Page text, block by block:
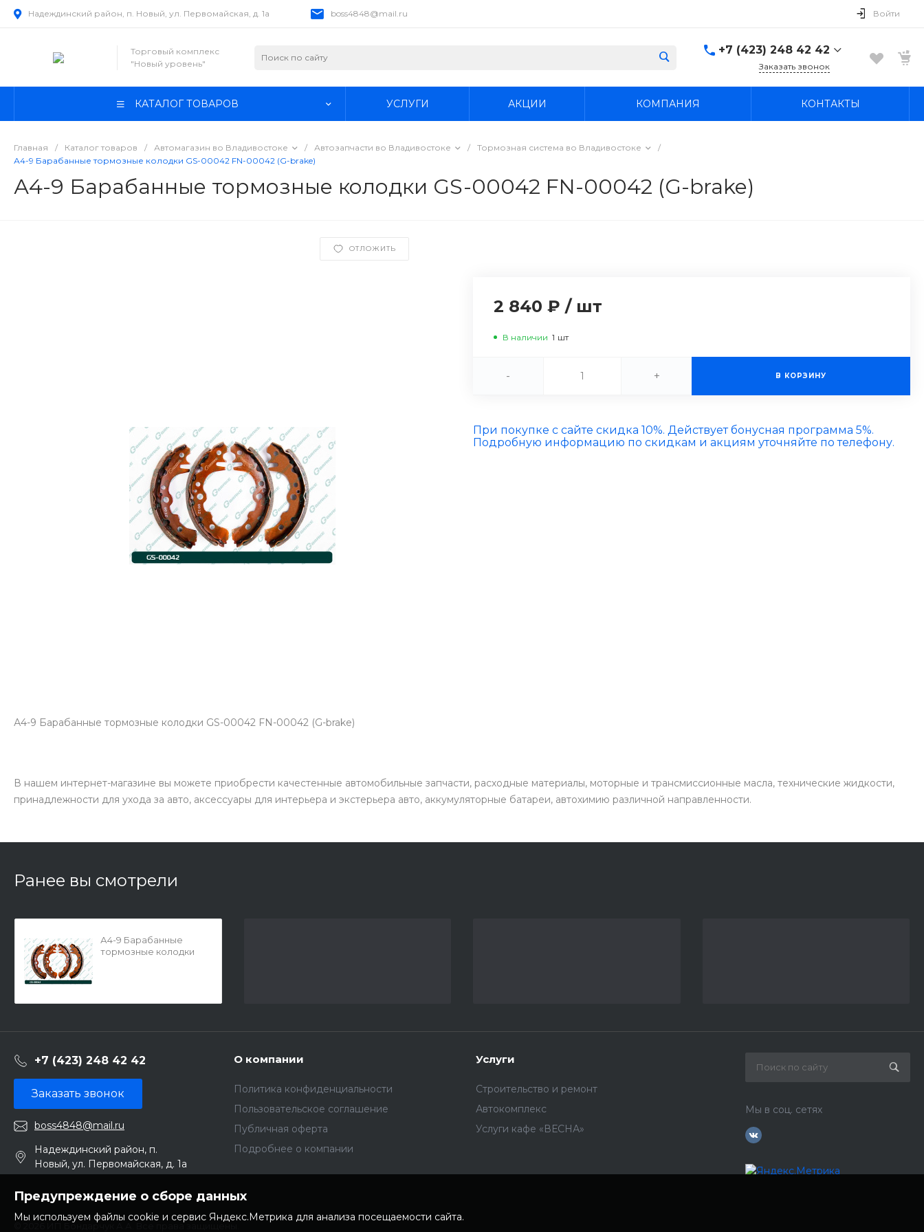
Надеждинский район, п. Новый, ул. Первомайская, д. 1а boss4848@mail.ru Войти
Торговый комплекс
"Новый уровень"
+7 (423) 248 42 42
Надеждинский район, п.
Заказать звонок
КАТАЛОГ ТОВАРОВ УСЛУГИ АКЦИИ КОМПАНИЯ КОНТАКТЫ
Главная / Каталог товаров / Автомагазин во Владивостоке / Автозапчасти во Владивостоке / Тормозная система во Владивостоке
/
А4-9 Барабанные тормозные колодки GS-00042 FN-00042 (G-brake)
А4-9 Барабанные тормозные колодки GS-00042 FN-00042 (G-brake)
ОТЛОЖИТЬ
А4-9 Барабанные тормозные колодки GS-00042 FN-00042 (G-brake)
2 840 ₽ / шт
В наличии 1 шт
- + В КОРЗИНУ
При покупке с сайте скидка 10%. Действует бонусная программа 5%.
Подробную информацию по скидкам и акциям уточняйте по телефону.
В нашем интернет-магазине вы можете приобрести качестенные автомобильные запчасти, расходные материалы, моторные и трансмиссионные масла, технические жидкости,
принадлежности для ухода за авто, аксессуары для интерьера и экстерьера авто, аккумуляторные батареи, автохимию различной направленности.
Ранее вы смотрели
А4-9 Барабанные
тормозные колодки
+7 (423) 248 42 42
Заказать звонок
boss4848@mail.ru
Надеждинский район, п.
Новый, ул. Первомайская, д. 1а
О компании
Политика конфиденциальности
Пользовательское соглашение
Публичная оферта
Подробнее о компании
Услуги
Строительство и ремонт
Автокомплекс
Услуги кафе «ВЕСНА»
Мы в соц. сетях
© 2026 ИП Бондарчук А.А. Все права защищены.
Предупреждение о сборе данных
Мы используем файлы cookie и сервис Яндекс.Метрика для анализа посещаемости сайта.